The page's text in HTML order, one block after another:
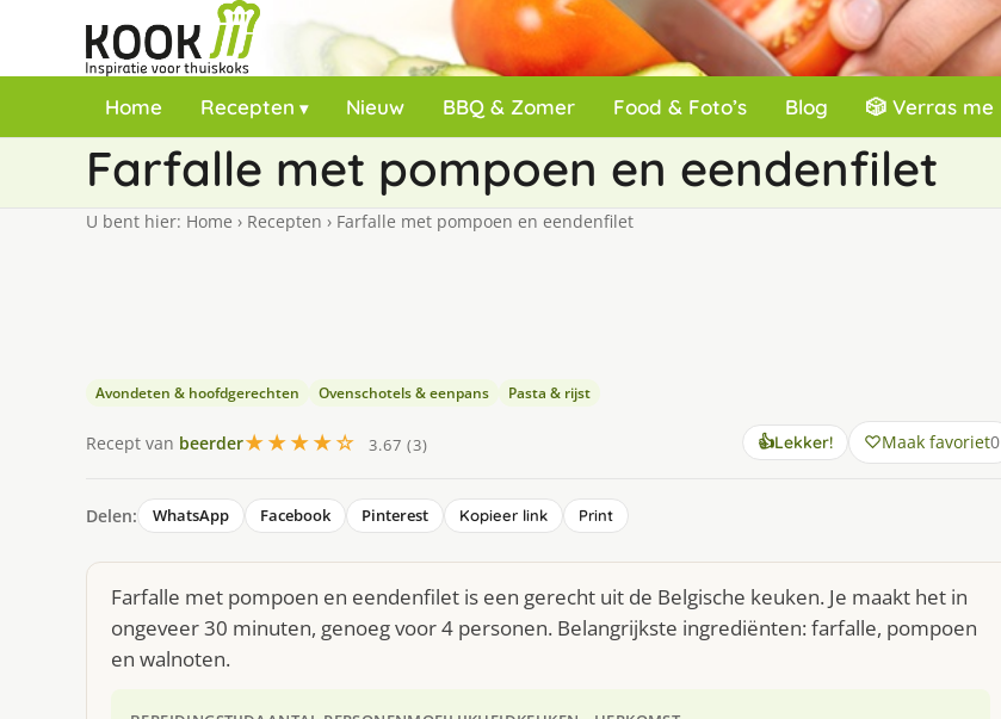
Home Recepten Nieuw BBQ & Zomer Food & Foto’s Blog 🎲 Verras me
Farfalle met pompoen en eendenfilet
U bent hier: Home › Recepten › Farfalle met pompoen en eendenfilet
Avondeten & hoofdgerechten Ovenschotels & eenpans Pasta & rijst
Recept van beerder★★★★☆ 3.67 (3) 👍Lekker! Maak favoriet0
Delen: WhatsApp Facebook Pinterest Kopieer link Print
Farfalle met pompoen en eendenfilet is een gerecht uit de Belgische keuken. Je maakt het in
ongeveer 30 minuten, genoeg voor 4 personen. Belangrijkste ingrediënten: farfalle, pompoen
en walnoten.